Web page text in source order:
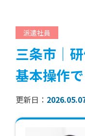
派遣社員
三条市｜
基本操作
更新日：